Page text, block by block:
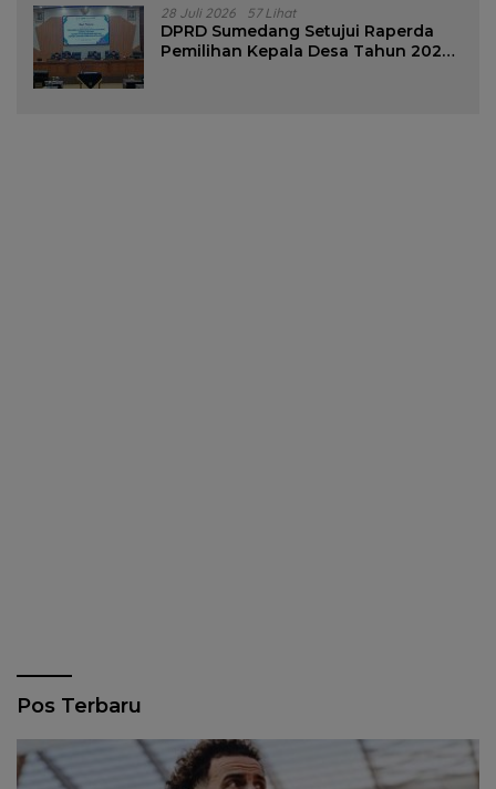
28 Juli 2026 57 Lihat
DPRD Sumedang Setujui Raperda
Pemilihan Kepala Desa Tahun 2026
Pos Terbaru